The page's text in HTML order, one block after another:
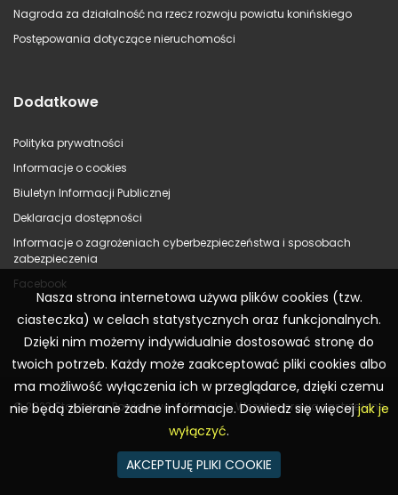
Nagroda za działalność na rzecz rozwoju powiatu konińskiego
Postępowania dotyczące nieruchomości
Dodatkowe
Polityka prywatności
Informacje o cookies
Biuletyn Informacji Publicznej
Deklaracja dostępności
Informacje o zagrożeniach cyberbezpieczeństwa i sposobach
zabezpieczenia
Facebook
© 2023 Starostwo Powiatowe w Koninie – Wszelkie prawa zastrzeżone
Realizacja:WR Consulting
Nasza strona internetowa używa plików cookies (tzw.
ciasteczka) w celach statystycznych oraz funkcjonalnych.
Dzięki nim możemy indywidualnie dostosować stronę do
twoich potrzeb. Każdy może zaakceptować pliki cookies albo
ma możliwość wyłączenia ich w przeglądarce, dzięki czemu
nie będą zbierane żadne informacje. Dowiedz się więcejjak je
wyłączyć.
AKCEPTUJĘ PLIKI COOKIE